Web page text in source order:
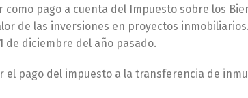
como pago a cuenta del Impuesto sobre los
de las inversiones en proyectos
de diciembre del año pasado.
pago del impuesto a la transferencia de